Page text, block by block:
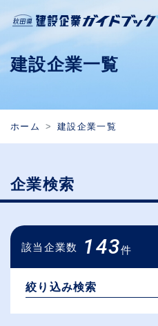
建設企業一覧
ホーム 建設企業一覧
企業検索
該当企業数 143件
絞り込み検索